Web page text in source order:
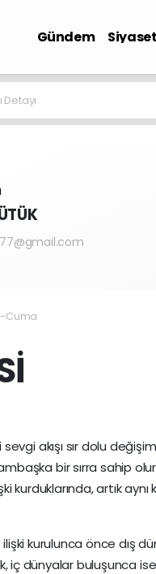
Gündem Siyaset
Detayı
Cuma
sevgi akışı sır dolu
bir sırra sahip
kurduklarında, artık
kurulunca önce dış
iç dünyalar buluşunca